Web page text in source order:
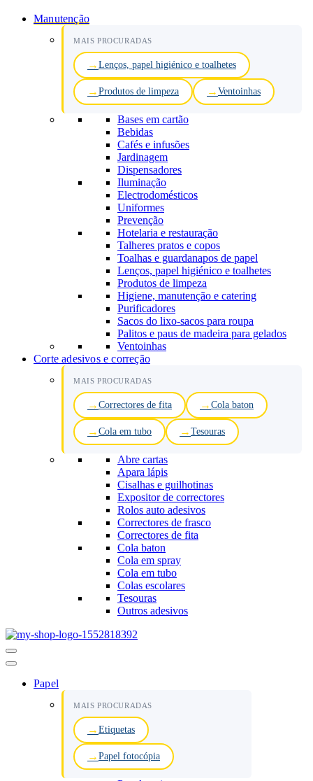
Manutenção
MAIS PROCURADAS
Lenços, papel higiénico e toalhetes
Produtos de limpeza Ventoinhas
Bases em cartão
Bebidas
Cafés e infusões
Jardinagem
Dispensadores
Iluminação
Electrodomésticos
Uniformes
Prevenção
Hotelaria e restauração
Talheres pratos e copos
Toalhas e guardanapos de papel
Lenços, papel higiénico e toalhetes
Produtos de limpeza
Higiene, manutenção e catering
Purificadores
Sacos do lixo-sacos para roupa
Palitos e paus de madeira para gelados
Ventoinhas
Corte adesivos e correção
MAIS PROCURADAS
Correctores de fita Cola baton
Cola em tubo Tesouras
Abre cartas
Apara lápis
Cisalhas e guilhotinas
Expositor de correctores
Rolos auto adesivos
Correctores de frasco
Correctores de fita
Cola baton
Cola em spray
Cola em tubo
Colas escolares
Tesouras
Outros adesivos
Menu
de
Papel
MAIS PROCURADAS
Etiquetas
Papel fotocópia